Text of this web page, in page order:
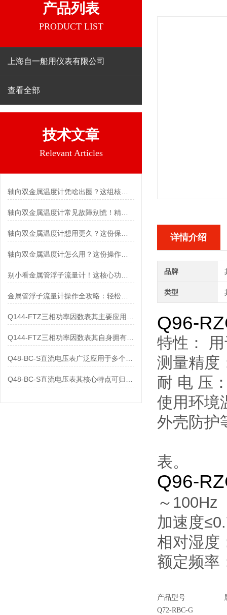
产品列表
PRODUCT LIST
上海自一船用仪表有限公司
查看全部
技术文章
Relevant Articles
轴向双金属温度计凭啥出圈？这组核心特点给出了答案
轴向双金属温度计常见故障别慌！精准定位，轻松搞定难题
轴向双金属温度计怎么用？这份操作指南，新手也能快速拿捏！
金属管浮子流量计操作全攻略：轻松拿捏，精准掌控每一步！
Q144-FTZ三相功率因数表其自身拥有怎样的功能呢？
详情介绍
品牌
类型
Q96-
特性：
测量
耐 电
使用环
外壳防
表。
Q96-
～
加速度
相对湿
额定频
产品型号
Q72-RBC-G